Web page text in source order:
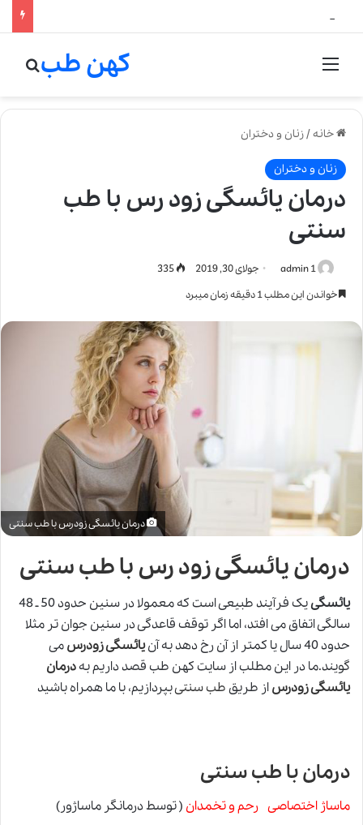
منو کهن طب
خانه/زنان و دختران
زنان و دختران
درمان یائسگی زود رس با طب
سنتی
admin 1 جولای 30, 2019
خواندن این مطلب 1 دقیقه زمان میبرد
درمان یائسگی زودرس با طب سنتی
درمان یائسگی زود رس با طب سنتی
یائسگی
یک فرآیند طبیعی است که معمولا در سنین حدود 50 ـ 48
سالگی اتفاق می افتد، اما اگر توقف قاعدگی در سنین جوان تر مثلا
حدود 40 سال یا کمتر از آن رخ دهد به آن
یائسگی زودرسمی
گویند.ما در این مطلب از سایت کهن طب قصد داریم بهدرمان
یائسگی زودرساز طریقطب سنتیبپردازیم، با ما همراه باشید
درمان با طب سنتی
ماساژ اختصاصی رحم و تخمدان ( توسط درمانگر ماساژور)